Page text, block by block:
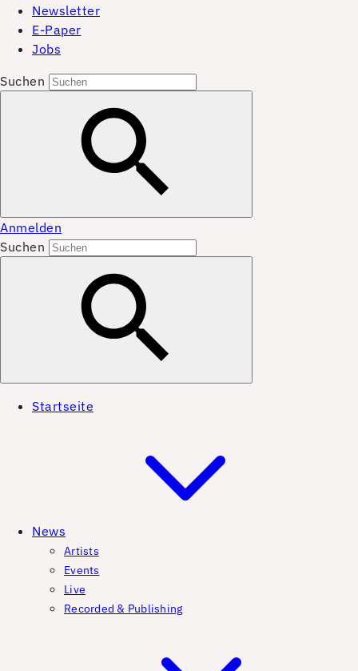
Newsletter
E-Paper
Jobs
Suchen
Anmelden
Suchen
Startseite
News
Artists
Events
Live
Recorded & Publishing